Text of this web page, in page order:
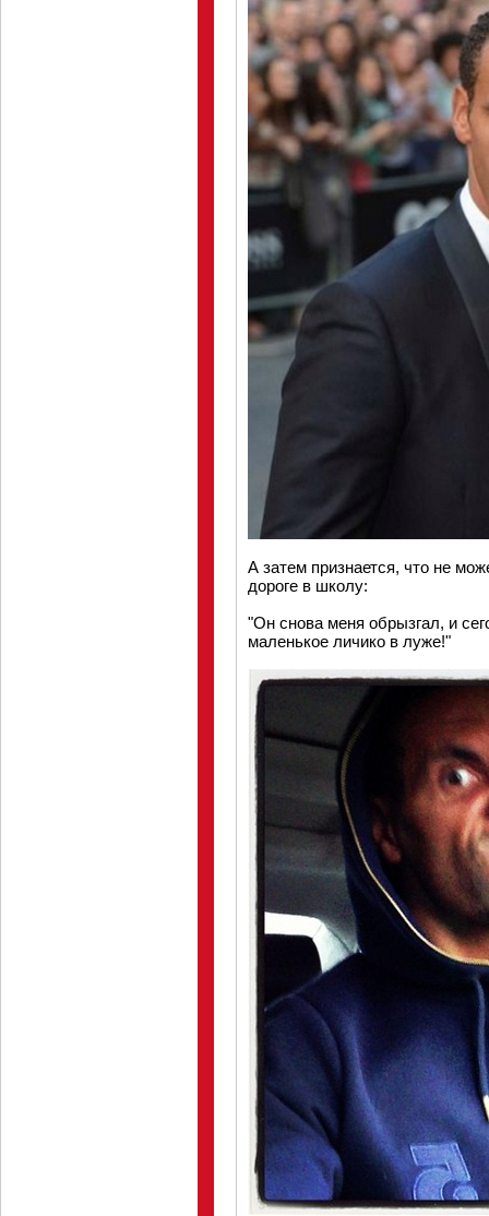
А затем признается, что не
дороге в школу:
"Он снова меня обрызгал, и
маленькое личико в луже!"